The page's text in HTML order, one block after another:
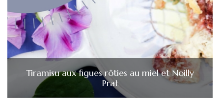
Tiramisu aux figues rôties au miel et Noilly
Prat